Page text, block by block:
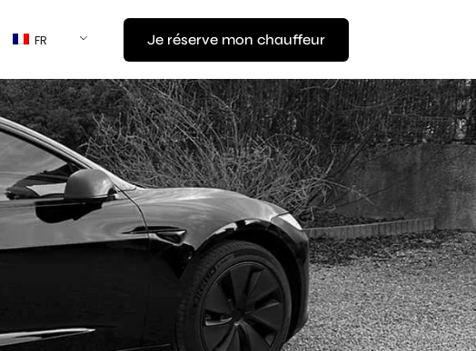
FR Je réserve mon chauffeur